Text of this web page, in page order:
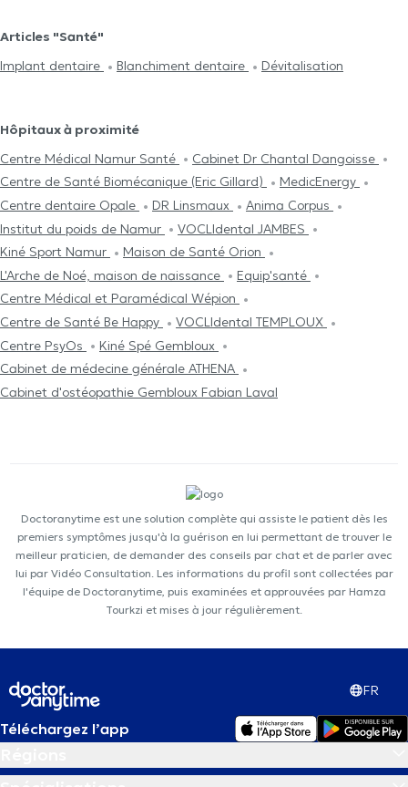
Articles "Santé"
Implant dentaire
Blanchiment dentaire Dévitalisation
Hôpitaux à proximité
Centre Médical Namur Santé
Cabinet Dr Chantal Dangoisse
Centre de Santé Biomécanique (Eric Gillard)
MedicEnergy
Centre dentaire Opale
DR Linsmaux
Anima Corpus
Institut du poids de Namur
VOCLIdental JAMBES
Kiné Sport Namur
Maison de Santé Orion
L'Arche de Noé, maison de naissance
Equip'santé
Centre Médical et Paramédical Wépion
Centre de Santé Be Happy
VOCLIdental TEMPLOUX
Centre PsyOs
Kiné Spé Gembloux
Cabinet de médecine générale ATHENA
Cabinet d'ostéopathie Gembloux Fabian Laval
Doctoranytime est une solution complète qui assiste le patient dès les
premiers symptômes jusqu'à la guérison en lui permettant de trouver le
meilleur praticien, de demander des conseils par chat et de parler avec
lui par Vidéo Consultation. Les informations du profil sont collectées par
l'équipe de Doctoranytime, puis examinées et approuvées par Hamza
Tourkzi et mises à jour régulièrement.
FR
Téléchargez l’app